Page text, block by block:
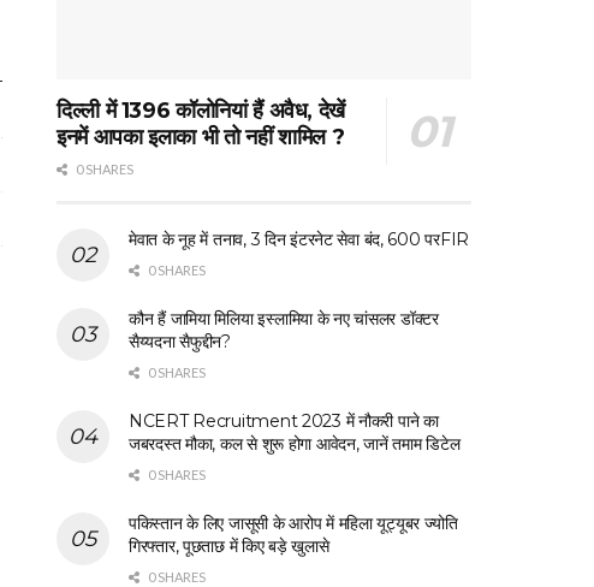
दिल्ली में 1396 कॉलोनियां हैं अवैध, देखें
इनमें आपका इलाका भी तो नहीं शामिल ?
0 SHARES
मेवात के नूह में तनाव, 3 दिन इंटरनेट सेवा बंद, 600 परFIR
0 SHARES
कौन हैं जामिया मिलिया इस्लामिया के नए चांसलर डॉक्टर
सैय्यदना सैफुद्दीन?
0 SHARES
NCERT Recruitment 2023 में नौकरी पाने का
जबरदस्त मौका, कल से शुरू होगा आवेदन, जानें तमाम डिटेल
0 SHARES
पकिस्तान के लिए जासूसी के आरोप में महिला यूट्यूबर ज्योति
गिरफ्तार, पूछताछ में किए बड़े खुलासे
0 SHARES